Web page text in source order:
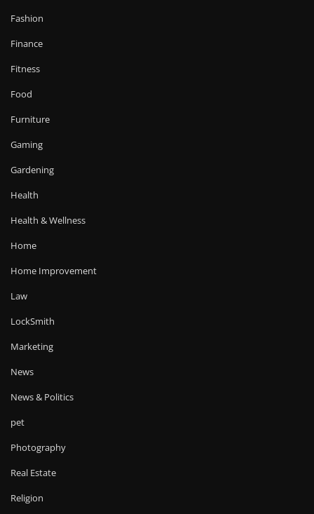
Fashion
Finance
Fitness
Food
Furniture
Gaming
Gardening
Health
Health & Wellness
Home
Home Improvement
Law
LockSmith
Marketing
News
News & Politics
pet
Photography
Real Estate
Religion